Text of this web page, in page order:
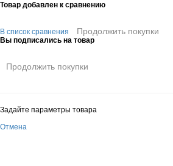
Товар добавлен к сравнению
В список сравнения Продолжить покупки
Вы подписались на товар
Продолжить покупки
Задайте параметры товара
Отмена